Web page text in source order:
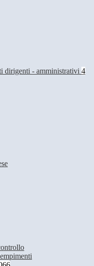
dirigenti - amministrativi 4